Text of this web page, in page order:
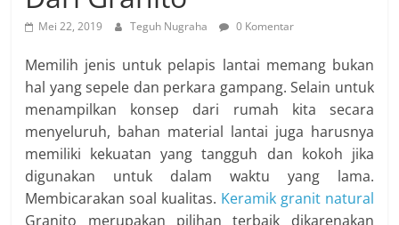
Mei 22, 2019 Teguh Nugraha 0 Komentar
Memilih jenis untuk pelapis lantai memang bukan
hal yang sepele dan perkara gampang. Selain untuk
menampilkan konsep dari rumah kita secara
menyeluruh, bahan material lantai juga harusnya
memiliki kekuatan yang tangguh dan kokoh jika
digunakan untuk dalam waktu yang lama.
Membicarakan soal kualitas. Keramik granit natural
Granito merupakan pilihan terbaik dikarenakan